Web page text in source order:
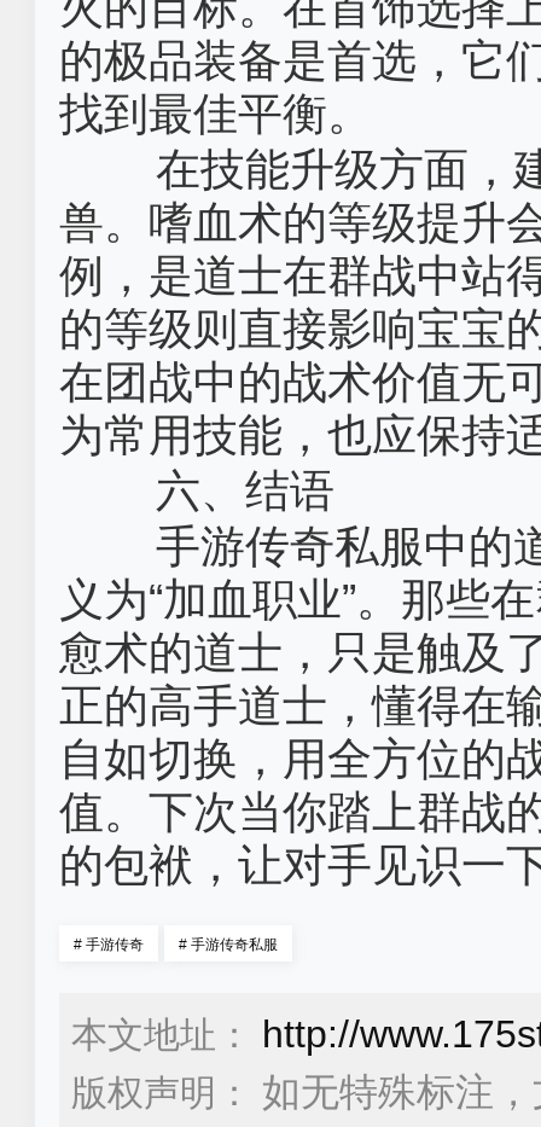
的极品装备是首选，它
找到最佳平衡。
在技能升级方面，
兽。嗜血术的等级提升
例，是道士在群战中站
的等级则直接影响宝宝
在团战中的战术价值无
为常用技能，也应保持
六、结语
手游传奇私服中的
义为“加血职业”。那些
愈术的道士，只是触及
正的高手道士，懂得在
自如切换，用全方位的
值。下次当你踏上群战
的包袱，让对手见识一
# 手游传奇 # 手游传奇私服
本文地址： http://
版权声明：
如无特殊标注